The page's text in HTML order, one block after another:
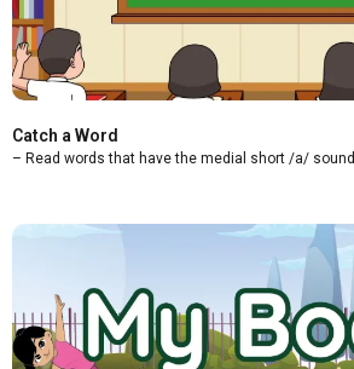
Catch a Word
– Read words that have the medial short /a/ sound